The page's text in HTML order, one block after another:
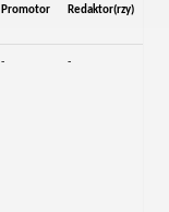
Promotor Redaktor(rzy)
- -